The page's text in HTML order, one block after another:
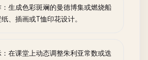
生成色彩斑斓的曼德博集或燃烧船
、插画或T恤印花设计。
在课堂上动态调整朱利亚常数或迭